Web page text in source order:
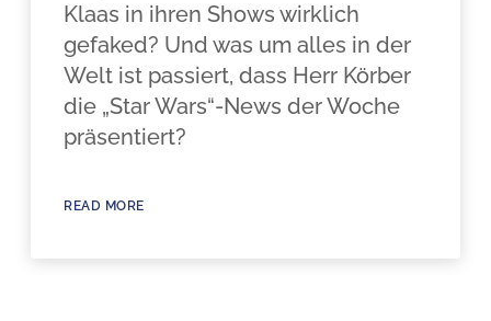
Klaas in ihren Shows wirklich
gefaked? Und was um alles in der
Welt ist passiert, dass Herr Körber
die „Star Wars“-News der Woche
präsentiert?
READ MORE